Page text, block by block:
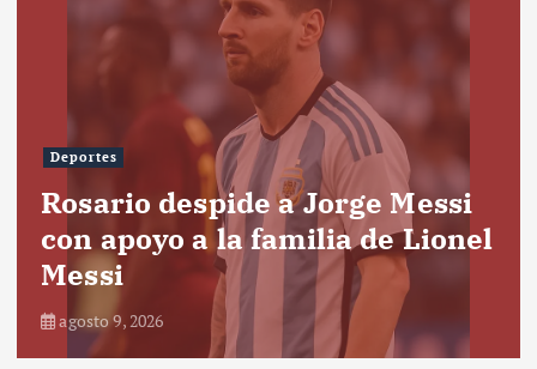
Deportes
Rosario despide a Jorge Messi
con apoyo a la familia de Lionel
Messi
agosto 9, 2026